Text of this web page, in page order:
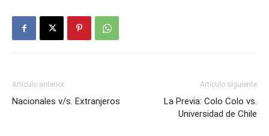
Artículo anterior
Nacionales v/s. Extranjeros
Artículo siguiente
La Previa: Colo Colo vs.
Universidad de Chile